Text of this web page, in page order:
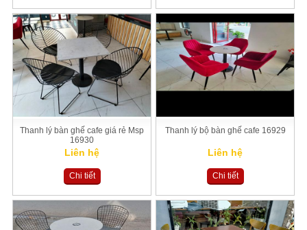
Thanh lý bàn ghế cafe giá rẻ Msp
16930
Liên hệ
Chi tiết
Thanh lý bộ bàn ghế cafe 16929
Liên hệ
Chi tiết